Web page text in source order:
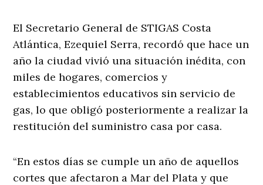
El Secretario General de STIGAS Costa
Atlántica, Ezequiel Serra, recordó que hace un
año la ciudad vivió una situación inédita, con
miles de hogares, comercios y
establecimientos educativos sin servicio de
gas, lo que obligó posteriormente a realizar la
restitución del suministro casa por casa.
“En estos días se cumple un año de aquellos
cortes que afectaron a Mar del Plata y que